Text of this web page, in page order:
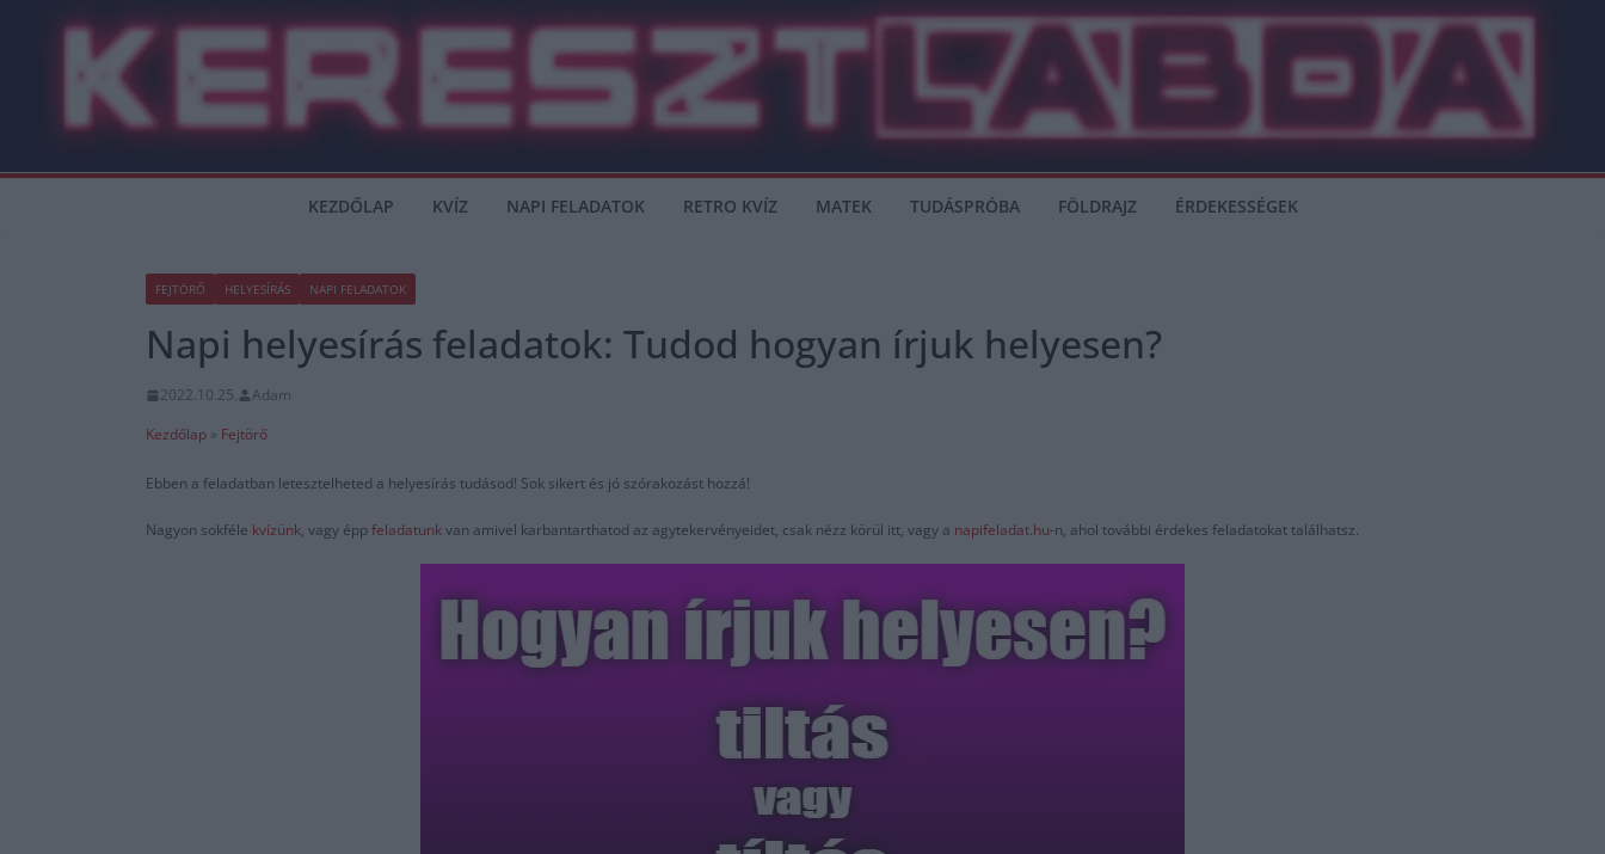
KEZDŐLAP KVÍZ NAPI FELADATOK RETRO KVÍZ MATEK TUDÁSPRÓBA FÖLDRAJZ ÉRDEKESSÉGEK
FEJTÖRŐ HELYESÍRÁS NAPI FELADATOK
Napi helyesírás feladatok: Tudod hogyan írjuk helyesen?
2022.10.25.
Adam
Kezdőlap » Fejtörő
Ebben a feladatban letesztelheted a helyesírás tudásod! Sok sikert és jó szórakozást hozzá!
Nagyon sokféle kvízünk, vagy éppfeladatunkvan amivel karbantarthatod az agytekervényeidet, csak nézz körül itt, vagy a napifeladat.hu-n, ahol további érdekes feladatokat találhatsz.